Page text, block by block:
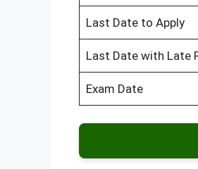
Last Date to Apply
Last Date with Late
Exam Date